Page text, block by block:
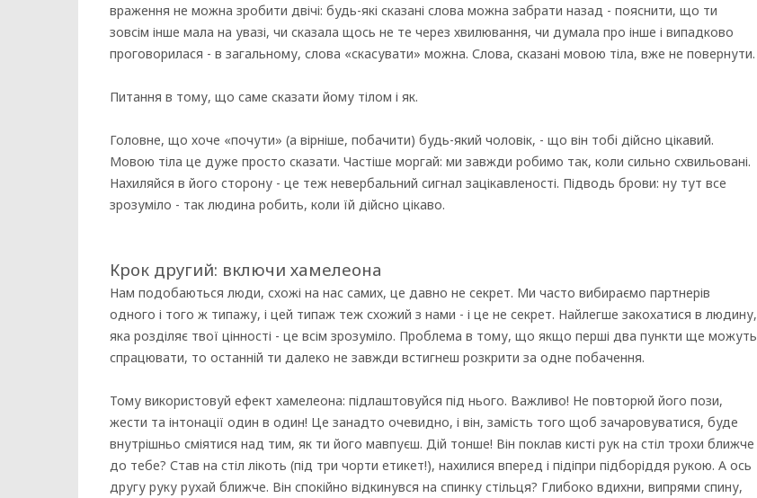
враження не можна зробити двічі: будь-які сказані слова можна забрати назад - пояснити, що ти
зовсім інше мала на увазі, чи сказала щось не те через хвилювання, чи думала про інше і випадково
проговорилася - в загальному, слова «скасувати» можна. Слова, сказані мовою тіла, вже не повернути.
Питання в тому, що саме сказати йому тілом і як.
Головне, що хоче «почути» (а вірніше, побачити) будь-який чоловік, - що він тобі дійсно цікавий.
Мовою тіла це дуже просто сказати. Частіше моргай: ми завжди робимо так, коли сильно схвильовані.
Нахиляйся в його сторону - це теж невербальний сигнал зацікавленості. Підводь брови: ну тут все
зрозуміло - так людина робить, коли їй дійсно цікаво.
Крок другий: включи хамелеона
Нам подобаються люди, схожі на нас самих, це давно не секрет. Ми часто вибираємо партнерів
одного і того ж типажу, і цей типаж теж схожий з нами - і це не секрет. Найлегше закохатися в людину,
яка розділяє твої цінності - це всім зрозуміло. Проблема в тому, що якщо перші два пункти ще можуть
спрацювати, то останній ти далеко не завжди встигнеш розкрити за одне побачення.
Тому використовуй ефект хамелеона: підлаштовуйся під нього. Важливо! Не повторюй його пози,
жести та інтонації один в один! Це занадто очевидно, і він, замість того щоб зачаровуватися, буде
внутрішньо сміятися над тим, як ти його мавпуєш. Дій тонше! Він поклав кисті рук на стіл трохи ближче
до тебе? Став на стіл лікоть (під три чорти етикет!), нахилися вперед і підіпри підборіддя рукою. А ось
другу руку рухай ближче. Він спокійно відкинувся на спинку стільця? Глибоко вдихни, випрями спину,